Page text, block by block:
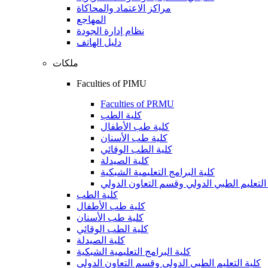
مراكز الاعتماد والمحاكاة
المهاجع
نظام إدارة الجودة
دليل الهاتف
ملكات
Faculties of PIMU
Faculties of PRMU
كلية الطب
كلية طب الأطفال
كلية طب الأسنان
كلية الطب الوقائي
كلية الصيدلة
كلية البرامج التعليمية الشبكية
التعليم الطبي الدولي وقسم التعاون الدولي
كلية الطب
كلية طب الأطفال
كلية طب الأسنان
كلية الطب الوقائي
كلية الصيدلة
كلية البرامج التعليمية الشبكية
كلية التعليم الطبي الدولي وقسم التعاون الدولي